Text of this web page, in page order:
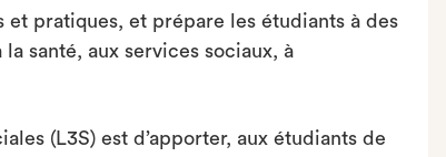
pratiques, et prépare les étudiants à des
santé, aux services sociaux, à
(L3S) est d’apporter, aux étudiants de